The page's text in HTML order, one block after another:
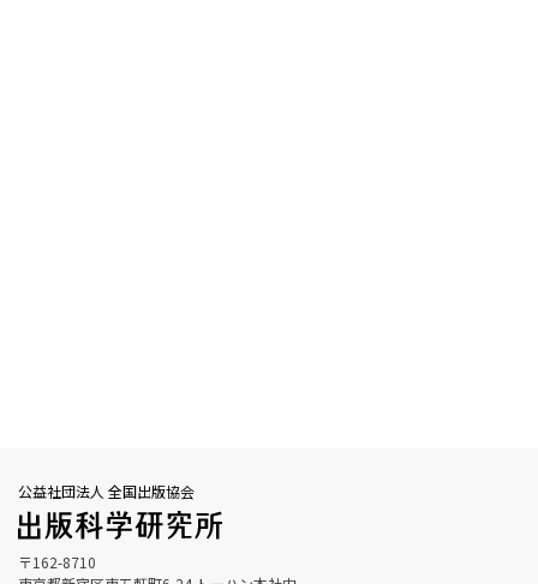
公益社団法人 全国出版協会
〒162-8710